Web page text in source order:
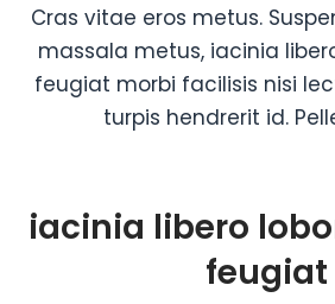
Cras vitae eros metus.
massala metus, iacinia
feugiat morbi facilisis nisi
turpis hendrerit id.
iacinia libero
feugiat